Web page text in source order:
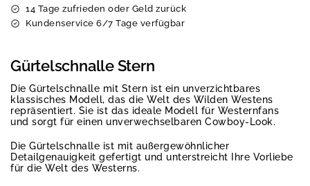
14 Tage zufrieden oder Geld zurück
Kundenservice 6/7 Tage verfügbar
Gürtelschnalle Stern
Die Gürtelschnalle mit Stern ist ein unverzichtbares
klassisches Modell, das die Welt des Wilden Westens
repräsentiert. Sie ist das ideale Modell für Westernfans
und sorgt für einen unverwechselbaren Cowboy-Look.
Die Gürtelschnalle ist mit außergewöhnlicher
Detailgenauigkeit gefertigt und unterstreicht Ihre Vorliebe
für die Welt des Westerns.